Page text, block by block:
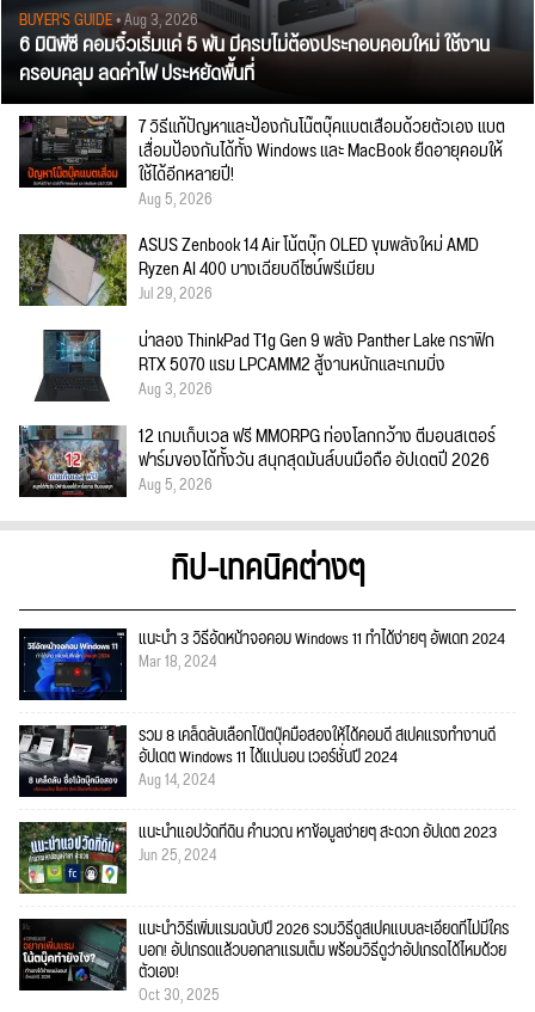
BUYER'S GUIDE• Aug 3, 2026
6 มินิพีซี คอมจิ๋วเริ่มแค่ 5 พัน มีครบไม่ต้องประกอบคอมใหม่ ใช้งาน
ครอบคลุม ลดค่าไฟ ประหยัดพื้นที่
7 วิธีแก้ปัญหาและป้องกันโน๊ตบุ๊คแบตเสื่อมด้วยตัวเอง แบต
เสื่อมป้องกันได้ทั้ง Windows และ MacBook ยืดอายุคอมให้
ใช้ได้อีกหลายปี!
Aug 5, 2026
ASUS Zenbook 14 Air โน้ตบุ๊ก OLED ขุมพลังใหม่ AMD
Ryzen AI 400 บางเฉียบดีไซน์พรีเมียม
Jul 29, 2026
น่าลอง ThinkPad T1g Gen 9 พลัง Panther Lake กราฟิก
RTX 5070 แรม LPCAMM2 สู้งานหนักและเกมมิ่ง
Aug 3, 2026
12 เกมเก็บเวล ฟรี MMORPG ท่องโลกกว้าง ตีมอนสเตอร์
ฟาร์มของได้ทั้งวัน สนุกสุดมันส์บนมือถือ อัปเดตปี 2026
Aug 5, 2026
ทิป-เทคนิคต่างๆ
แนะนำ 3 วิธีอัดหน้าจอคอม Windows 11 ทำได้ง่ายๆ อัพเดท 2024
Mar 18, 2024
รวม 8 เคล็ดลับเลือกโน๊ตบุ๊คมือสองให้ได้คอมดี สเปคแรงทำงานดี
อัปเดต Windows 11 ได้แน่นอน เวอร์ชั่นปี 2024
Aug 14, 2024
แนะนำแอปวัดที่ดิน คำนวณ หาข้อมูลง่ายๆ สะดวก อัปเดต 2023
Jun 25, 2024
แนะนำวิธีเพิ่มแรมฉบับปี 2026 รวมวิธีดูสเปคแบบละเอียดที่ไม่มีใคร
บอก! อัปเกรดแล้วบอกลาแรมเต็ม พร้อมวิธีดูว่าอัปเกรดได้ไหมด้วย
ตัวเอง!
Oct 30, 2025